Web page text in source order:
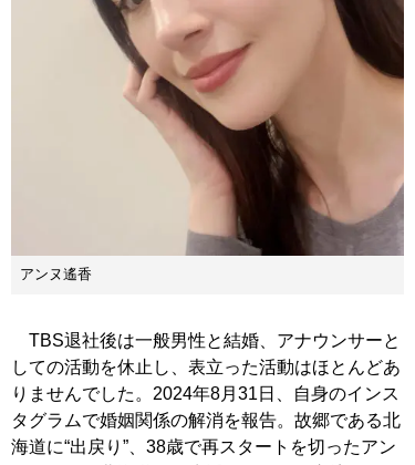
アンヌ遙香
TBS退社後は一般男性と結婚、アナウンサーと
しての活動を休止し、表立った活動はほとんどあ
りませんでした。2024年8月31日、自身のインス
タグラムで婚姻関係の解消を報告。故郷である北
海道に“出戻り”、38歳で再スタートを切ったアン